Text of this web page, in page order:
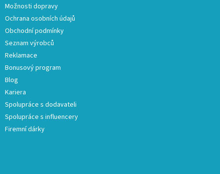
Možnosti dopravy
Ochrana osobních údajů
Obchodní podmínky
Seznam výrobců
Reklamace
Bonusový program
Blog
Kariera
Spolupráce s dodavateli
Spolupráce s influencery
Firemní dárky